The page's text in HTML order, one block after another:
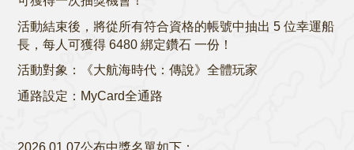
活動結束後，將從所有符合資格的帳號中抽出 5 位幸運船
長，每人可獲得 6480 綁定鑽石 一份！
活動對象：《大航海時代：傳說》全體玩家
通路設定：MyCard全通路
2026.01.07公布中獎名單如下：